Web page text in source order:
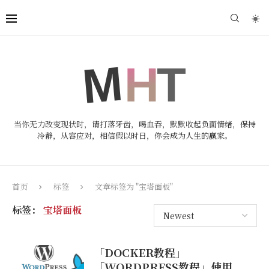
当你无力改变现状时，请打落牙齿，喝血吞，默默收起负面情绪，保持
冷静，从容应对，相信假以时日，你会成为人生的赢家。
首页 标签 文章标签为 "宝塔面板"
标签： 宝塔面板
「DOCKER教程」